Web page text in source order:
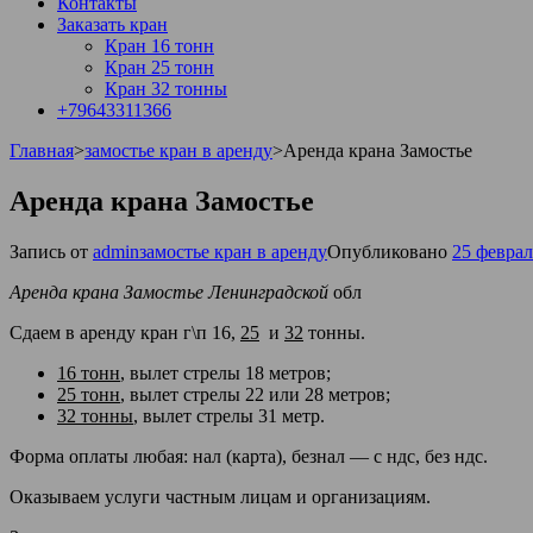
Заказать кран
Кран 16 тонн
Кран 25 тонн
Кран 32 тонны
+79643311366
Главная>замостье кран в аренду>Аренда крана Замостье
Аренда крана Замостье
Запись от adminзамостье кран в арендуОпубликовано 25
Аренда крана Замостье Ленинградской обл
Сдаем в аренду кран г\п 16, 25 и 32 тонны.
16 тонн, вылет стрелы 18 метров;
25 тонн, вылет стрелы 22 или 28 метров;
32 тонны, вылет стрелы 31 метр.
Форма оплаты любая: нал (карта), безнал — с ндс, без ндс.
Оказываем услуги частным лицам и организациям.